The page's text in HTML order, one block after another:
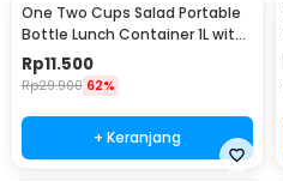
One Two Cups Salad Portable
Bottle Lunch Container 1L with
Fork - RF20
Rp11.500
Rp29.900 62%
+ Keranjang